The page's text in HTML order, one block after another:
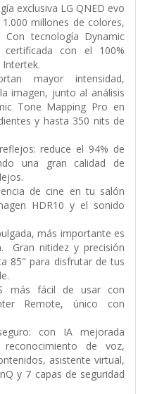
exclusiva LG QNED evo
millones de colores,
Con tecnología Dynamic
con el 100%
mayor intensidad,
imagen, junto al análisis
Tone Mapping Pro en
y hasta 350 nits de
reduce el 94% de
una gran calidad de
de cine en tu salón
HDR10 y el sonido
más importante es
Gran nitidez y precisión
85" para disfrutar de tus
más fácil de usar con
Remote, único con
con IA mejorada
de voz,
asistente virtual,
y 7 capas de seguridad